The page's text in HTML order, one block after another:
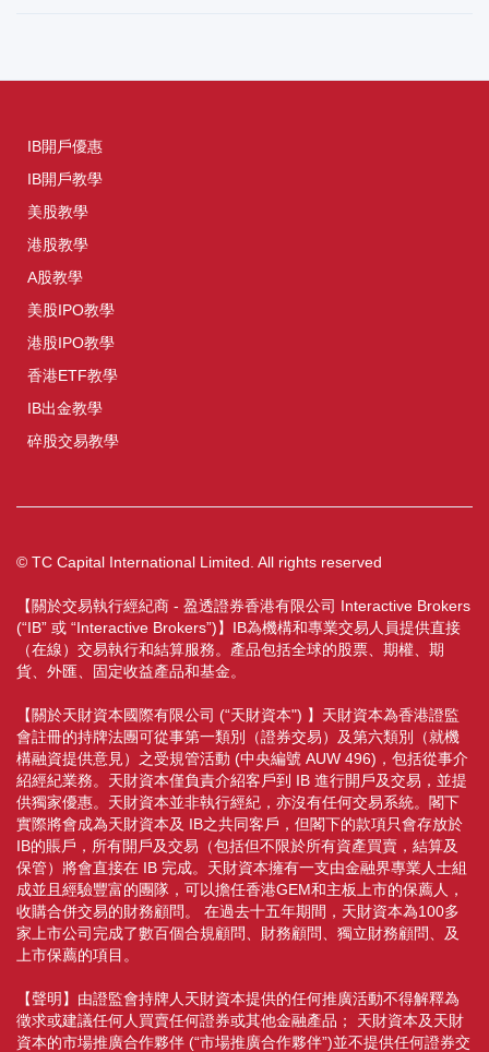
IB開戶優惠
IB開戶教學
美股教學
港股教學
A股教學
美股IPO教學
港股IPO教學
香港ETF教學
IB出金教學
碎股交易教學
© TC Capital International Limited. All rights reserved
【關於交易執行經紀商 - 盈透證券香港有限公司 Interactive Brokers
(“IB” 或 “Interactive Brokers”)】IB為機構和專業交易人員提供直接
（在線）交易執行和結算服務。產品包括全球的股票、期權、期
貨、外匯、固定收益產品和基金。
【關於天財資本國際有限公司 (“天財資本") 】天財資本為香港證監
會註冊的持牌法團可從事第一類別（證券交易）及第六類別（就機
構融資提供意見）之受規管活動 (中央編號 AUW 496)，包括從事介
紹經紀業務。天財資本僅負責介紹客戶到 IB 進行開戶及交易，並提
供獨家優惠。天財資本並非執行經紀，亦沒有任何交易系統。閣下
實際將會成為天財資本及 IB之共同客戶，但閣下的款項只會存放於
IB的賬戶，所有開戶及交易（包括但不限於所有資產買賣，結算及
保管）將會直接在 IB 完成。天財資本擁有一支由金融界專業人士組
成並且經驗豐富的團隊，可以擔任香港GEM和主板上市的保薦人，
收購合併交易的財務顧問。 在過去十五年期間，天財資本為100多
家上市公司完成了數百個合規顧問、財務顧問、獨立財務顧問、及
上市保薦的項目。
【聲明】由證監會持牌人天財資本提供的任何推廣活動不得解釋為
徵求或建議任何人買賣任何證券或其他金融產品； 天財資本及天財
資本的市場推廣合作夥伴 (“市場推廣合作夥伴”)並不提供任何證券交